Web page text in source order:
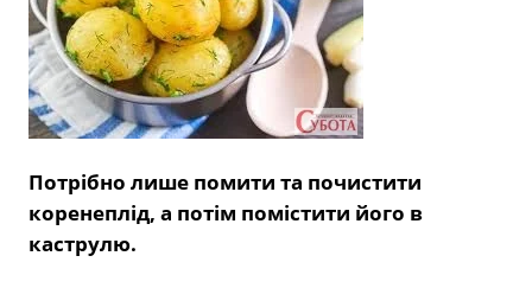
Потрібно лише помити та почистити
коренеплід, а потім помістити його в
каструлю.